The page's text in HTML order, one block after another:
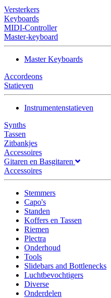
Versterkers
Keyboards
MIDI-Controller
Master-keyboard
Master Keyboards
Accordeons
Statieven
Instrumentenstatieven
Synths
Tassen
Zitbankjes
Accessoires
Gitaren en Basgitaren
Accessoires
Stemmers
Capo's
Standen
Koffers en Tassen
Riemen
Plectra
Onderhoud
Tools
Slidebars and Bottlenecks
Luchtbevochtigers
Diverse
Onderdelen